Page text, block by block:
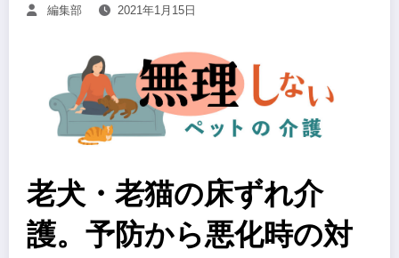
編集部 2021年1月15日
老犬・老猫の床ずれ介
護。予防から悪化時の対